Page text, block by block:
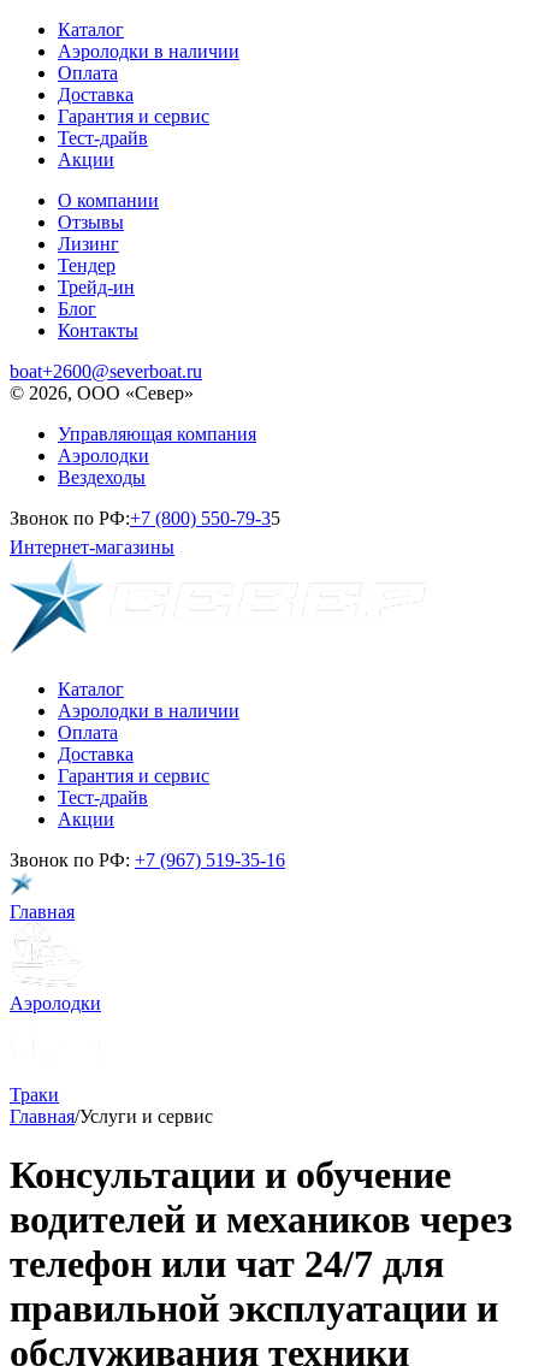
Каталог
Аэролодки в наличии
Оплата
Доставка
Гарантия и сервис
Тест-драйв
Акции
О компании
Отзывы
Лизинг
Тендер
Трейд-ин
Блог
Контакты
boat+2600@severboat.ru
© 2026, ООО «Север»
Управляющая компания
Аэролодки
Вездеходы
Звонок по РФ:+7 (800) 550-79-35
Интернет-магазины
Каталог
Аэролодки в наличии
Оплата
Доставка
Гарантия и сервис
Тест-драйв
Акции
Звонок по РФ: +7 (967) 519-35-16
Главная
Аэролодки
Траки
Главная/Услуги и сервис
Консультации и обучение
водителей и механиков через
телефон или чат 24/7 для
правильной эксплуатации и
обслуживания техники